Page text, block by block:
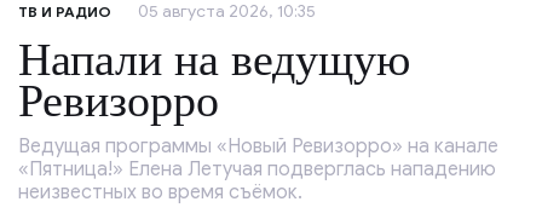
ТВ И РАДИО 05 августа 2026, 10:35
Напали на ведущую
Ревизорро
Ведущая программы «Новый Ревизорро» на канале
«Пятница!» Елена Летучая подверглась нападению
неизвестных во время съёмок.